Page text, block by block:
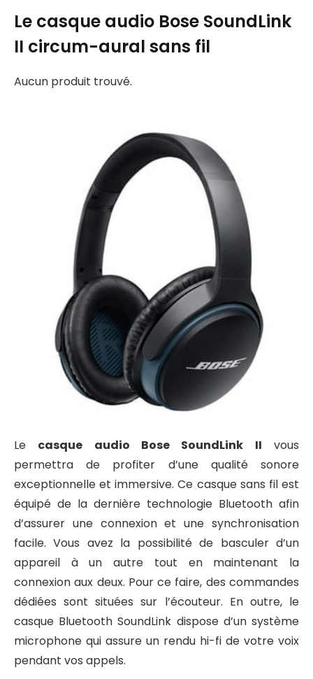
Le casque audio Bose SoundLink
II circum-aural sans fil
Aucun produit trouvé.
Le casque audio Bose SoundLink II vous
permettra de profiter d’une qualité sonore
exceptionnelle et immersive. Ce casque sans fil est
équipé de la dernière technologie Bluetooth afin
d’assurer une connexion et une synchronisation
facile. Vous avez la possibilité de basculer d’un
appareil à un autre tout en maintenant la
connexion aux deux. Pour ce faire, des commandes
dédiées sont situées sur l’écouteur. En outre, le
casque Bluetooth SoundLink dispose d’un système
microphone qui assure un rendu hi-fi de votre voix
pendant vos appels.